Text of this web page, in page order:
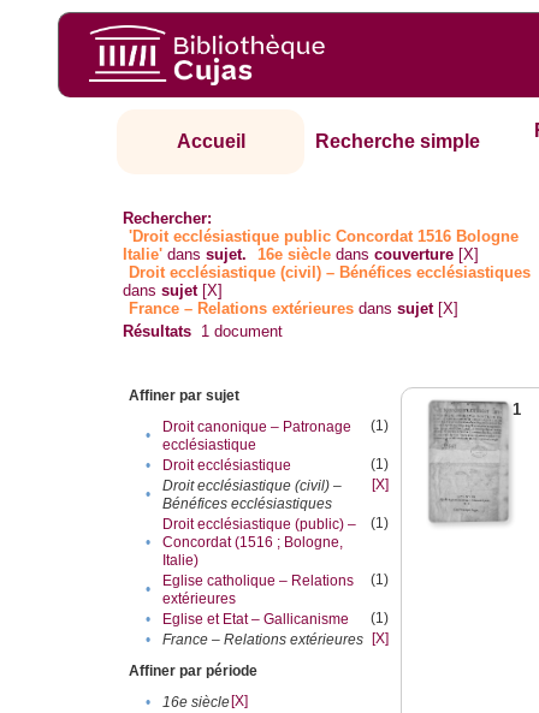
Accueil Recherche simple
Rechercher:
'Droit ecclésiastique public Concordat 1516 Bologne
Italie' danssujet. 16e siècle danscouverture [X]
Droit ecclésiastique (civil) – Bénéfices ecclésiastiques
danssujet [X]
France – Relations extérieures danssujet [X]
Résultats 1 document
Affiner par sujet
•
Droit canonique – Patronage
ecclésiastique
(1)
• Droit ecclésiastique
(1)
•
Droit ecclésiastique (civil) –
Bénéfices ecclésiastiques
[X]
•
Droit ecclésiastique (public) –
Concordat (1516 ; Bologne,
Italie)
(1)
•
Eglise catholique – Relations
extérieures
(1)
• Eglise et Etat – Gallicanisme
(1)
•
France – Relations extérieures [X]
Affiner par période
•
16e siècle[X]
1